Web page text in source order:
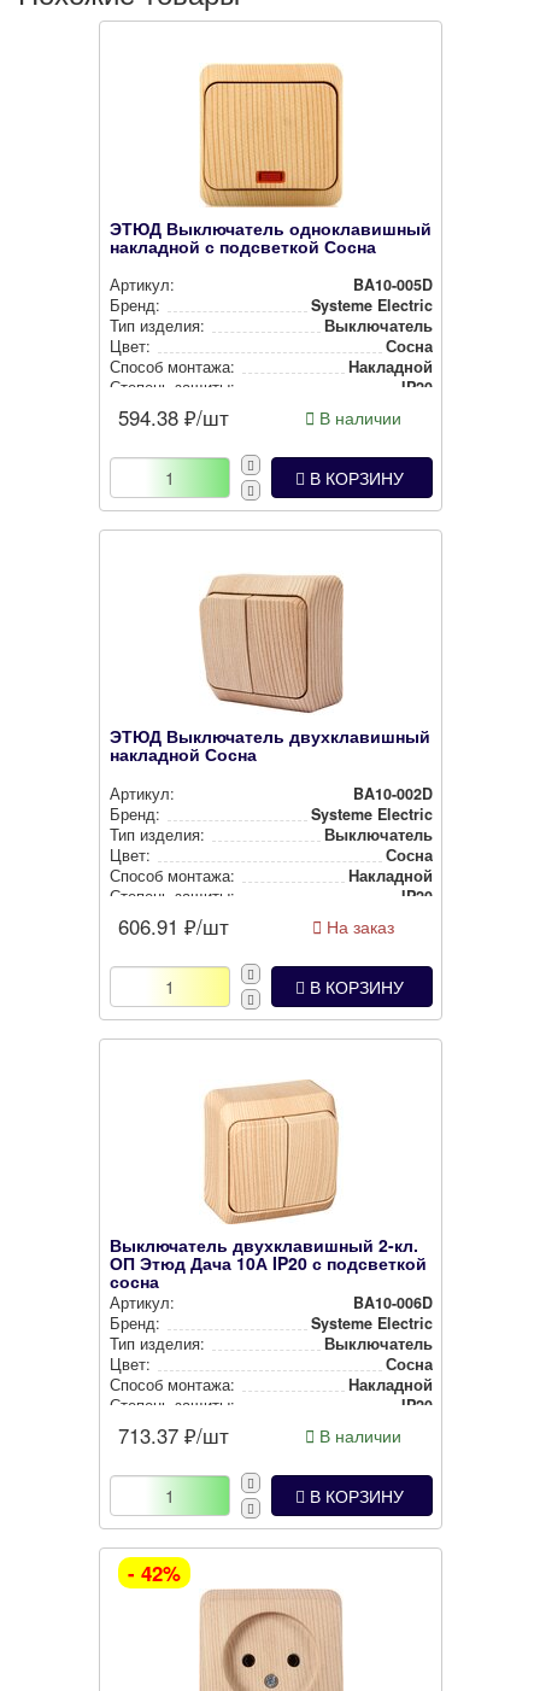
ЭТЮД Выключатель одноклавишный
накладной с подсветкой Сосна
Артикул:
BA10-005D
Бренд:
Systeme Electric
Тип изделия:
Вык­лю­ча­тель
Цвет:
Сосна
Способ монтажа:
Накладной
Степень защиты:
IP20
594.38 ₽/шт В наличии
В КОРЗИНУ
ЭТЮД Выключатель двухклавишный
накладной Сосна
Артикул:
BA10-002D
Бренд:
Systeme Electric
Тип изделия:
Вык­лю­ча­тель
Цвет:
Сосна
Способ монтажа:
Накладной
Степень защиты:
IP20
606.91 ₽/шт На заказ
В КОРЗИНУ
Выключатель двухклавишный 2-кл.
ОП Этюд Дача 10А IP20 с подсветкой
сосна
Артикул:
BA10-006D
Бренд:
Systeme Electric
Тип изделия:
Вык­лю­ча­тель
Цвет:
Сосна
Способ монтажа:
Накладной
Степень защиты:
IP20
713.37 ₽/шт В наличии
В КОРЗИНУ
- 42%